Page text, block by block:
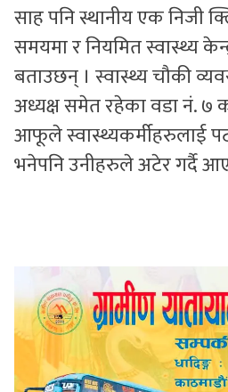
साह पनि स्थानीय एक निजी
समयमा र नियमित स्वास्थ्य
बताउछन् । स्वास्थ्य चौकी
अध्यक्ष समेत रहेका वडा नं. ७
आफूले
भनेपनि उनीहरुले अटेर गर्दै